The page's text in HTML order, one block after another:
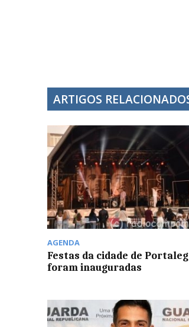
ARTIGOS
AGENDA
Festas da cidade de
foram inauguradas